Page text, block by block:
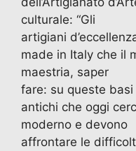
culturale: “Gli
artigiani
made in Italy che il
maestria, saper
fare: su queste
antichi che oggi
moderno e devono
affrontare le